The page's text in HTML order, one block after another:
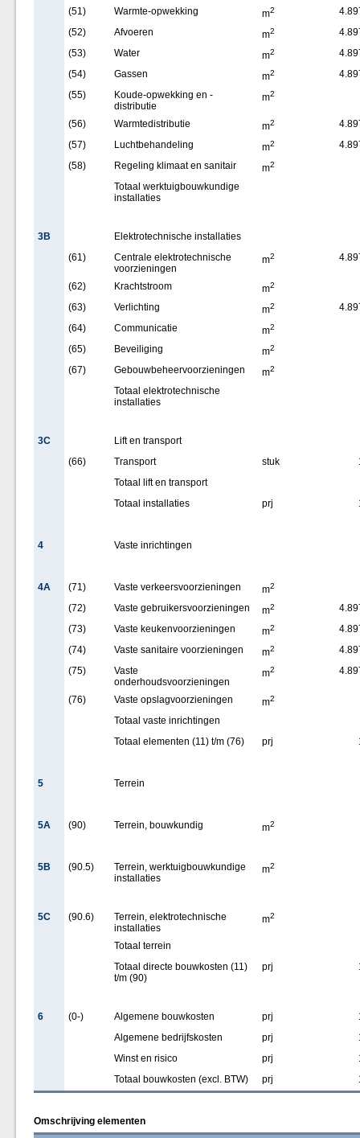
(51)
Warmte-opwekking m2
(52)
Afvoeren m2
(53)
Water m2
(54)
Gassen m2
(55)
Koude-opwekking en -
distributie
m2
(56) Warmtedistributie m2
(57)
Luchtbehandeling m2
(58)
Regeling klimaat en sanitair m2
Totaal werktuigbouwkundige
installaties
3B
Elektrotechnische installaties
(61)
Centrale elektrotechnische
voorzieningen
m2
(62) Krachtstroom m2
(63) Verlichting m2
(64)
Communicatie m2
(65) Beveiliging m2
(67) Gebouwbeheervoorzieningen m2
Totaal elektrotechnische
installaties
3C
Lift en transport
(66)
Transport stuk
Totaal lift en transport
Totaal installaties
prj
4 Vaste inrichtingen
4A (71) Vaste verkeersvoorzieningen m2
(72) Vaste gebruikersvoorzieningen m2
(73)
Vaste keukenvoorzieningen m2
(74)
Vaste sanitaire voorzieningen m2
(75)
Vaste
onderhoudsvoorzieningen
m2
(76) Vaste opslagvoorzieningen m2
Totaal vaste inrichtingen
Totaal elementen (11) t/m (76)
prj
5 Terrein
5A (90) Terrein, bouwkundig m2
5B (90.5)
Terrein, werktuigbouwkundige
installaties
m2
5C (90.6)
Terrein, elektrotechnische
installaties
m2
Totaal terrein
Totaal directe bouwkosten (11)
t/m (90)
prj
6 (0-) Algemene bouwkosten prj
Algemene bedrijfskosten
prj
Winst en risico
prj
Totaal bouwkosten (excl. BTW)
prj
Omschrijving elementen